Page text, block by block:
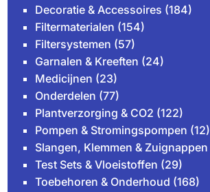
Decoratie & Accessoires (184)
Filtermaterialen (154)
Filtersystemen (57)
Garnalen & Kreeften (24)
Medicijnen (23)
Onderdelen (77)
Plantverzorging & CO2 (122)
Pompen & Stromingspompen (12)
Slangen, Klemmen & Zuignappen
Test Sets & Vloeistoffen (29)
Toebehoren & Onderhoud (168)